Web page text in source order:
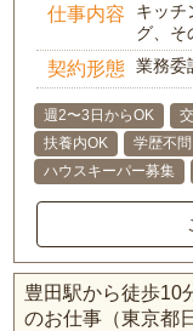
仕事内容
キッチ
グ、そ
契約形態 業務委
週2〜3日からOK
扶養内OK
学歴不問
ハウスキーパー募集
豊田駅から徒歩10
のお仕事（東京都